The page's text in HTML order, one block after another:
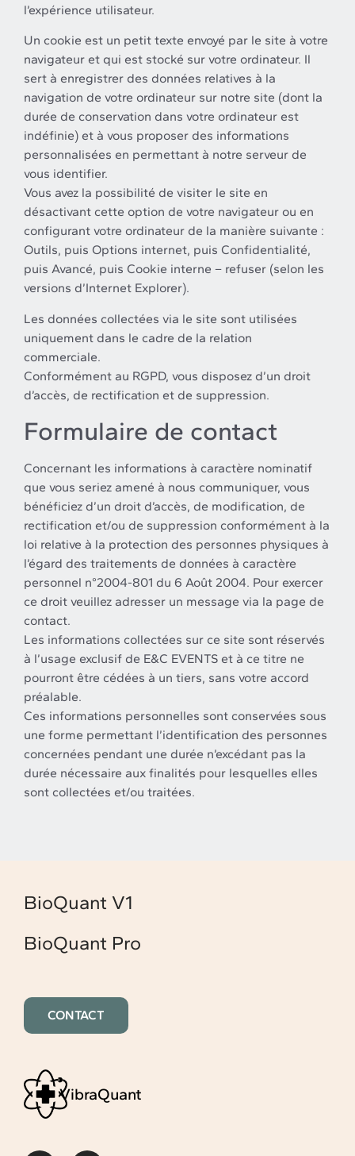
l’expérience utilisateur.
Un cookie est un petit texte envoyé par le site à votre
navigateur et qui est stocké sur votre ordinateur. Il
sert à enregistrer des données relatives à la
navigation de votre ordinateur sur notre site (dont la
durée de conservation dans votre ordinateur est
indéfinie) et à vous proposer des informations
personnalisées en permettant à notre serveur de
vous identifier.
Vous avez la possibilité de visiter le site en
désactivant cette option de votre navigateur ou en
configurant votre ordinateur de la manière suivante :
Outils, puis Options internet, puis Confidentialité,
puis Avancé, puis Cookie interne – refuser (selon les
versions d’Internet Explorer).
Les données collectées via le site sont utilisées
uniquement dans le cadre de la relation
commerciale.
Conformément au RGPD, vous disposez d’un droit
d’accès, de rectification et de suppression.
Formulaire de contact
Concernant les informations à caractère nominatif
que vous seriez amené à nous communiquer, vous
bénéficiez d’un droit d’accès, de modification, de
rectification et/ou de suppression conformément à la
loi relative à la protection des personnes physiques à
l’égard des traitements de données à caractère
personnel n°2004-801 du 6 Août 2004. Pour exercer
ce droit veuillez adresser un message via la page de
contact.
Les informations collectées sur ce site sont réservés
à l’usage exclusif de E&C EVENTS et à ce titre ne
pourront être cédées à un tiers, sans votre accord
préalable.
Ces informations personnelles sont conservées sous
une forme permettant l’identification des personnes
concernées pendant une durée n’excédant pas la
durée nécessaire aux finalités pour lesquelles elles
sont collectées et/ou traitées.
BioQuant V1
BioQuant Pro
CONTACT
VibraQuant